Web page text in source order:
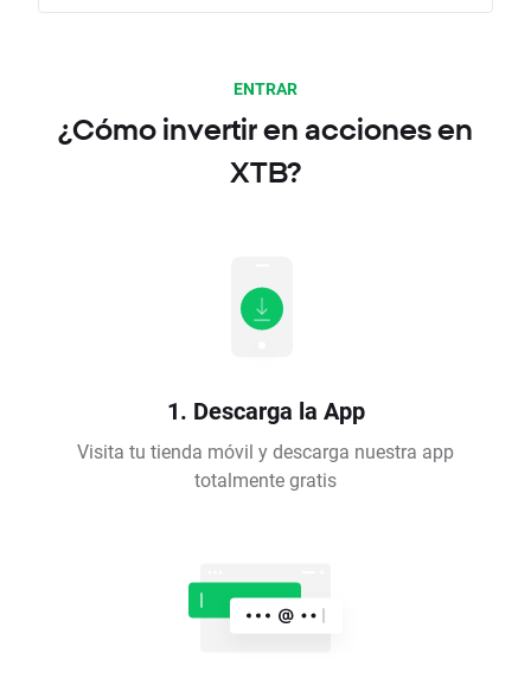
ENTRAR
¿Cómo invertir en acciones en
XTB?
1. Descarga la App
Visita tu tienda móvil y descarga nuestra app
totalmente gratis